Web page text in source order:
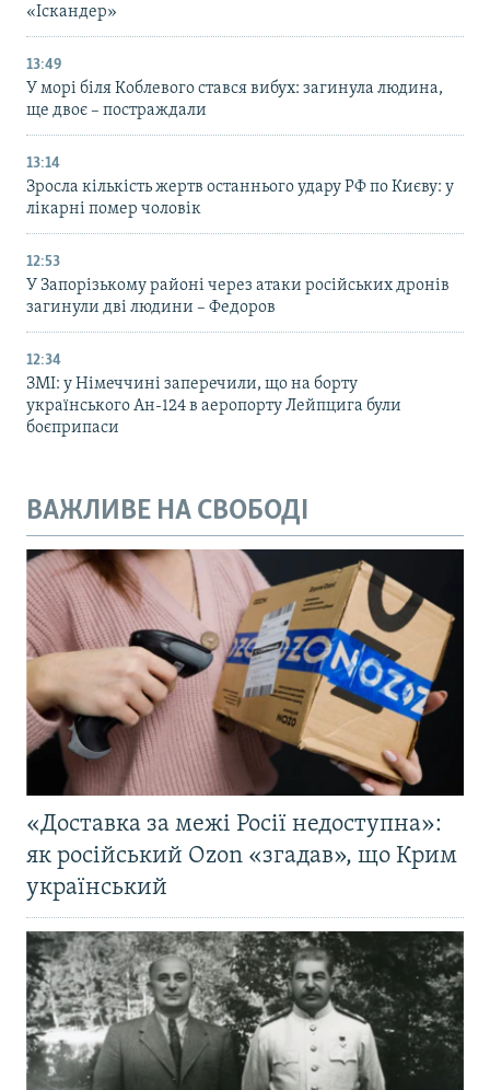
«Іскандер»
13:49
У морі біля Коблевого стався вибух: загинула людина,
ще двоє – постраждали
13:14
Зросла кількість жертв останнього удару РФ по Києву: у
лікарні помер чоловік
12:53
У Запорізькому районі через атаки російських дронів
загинули дві людини – Федоров
12:34
ЗМІ: у Німеччині заперечили, що на борту
українського Ан-124 в аеропорту Лейпцига були
боєприпаси
ВАЖЛИВЕ НА СВОБОДІ
«Доставка за межі Росії недоступна»:
як російський Ozon «згадав», що Крим
український